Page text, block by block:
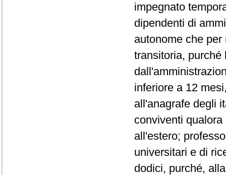
impegnato
dipendenti di
autonome che
transitoria, purché
inferiore a 12
all'anagrafe degli
conviventi
all'estero;
universitari e di
dodici, purché,